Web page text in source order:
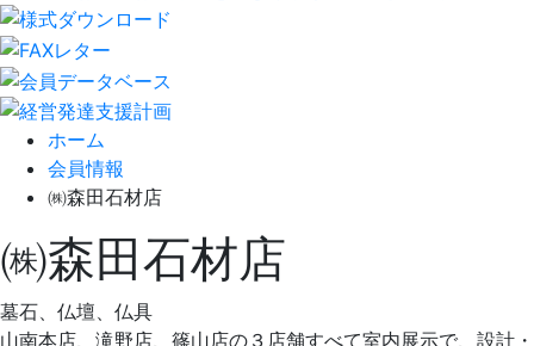
ホーム
会員情報
㈱森田石材店
㈱森田石材店
墓石、仏壇、仏具
山南本店、滝野店、篠山店の３店舗すべて室内展示で、設計・